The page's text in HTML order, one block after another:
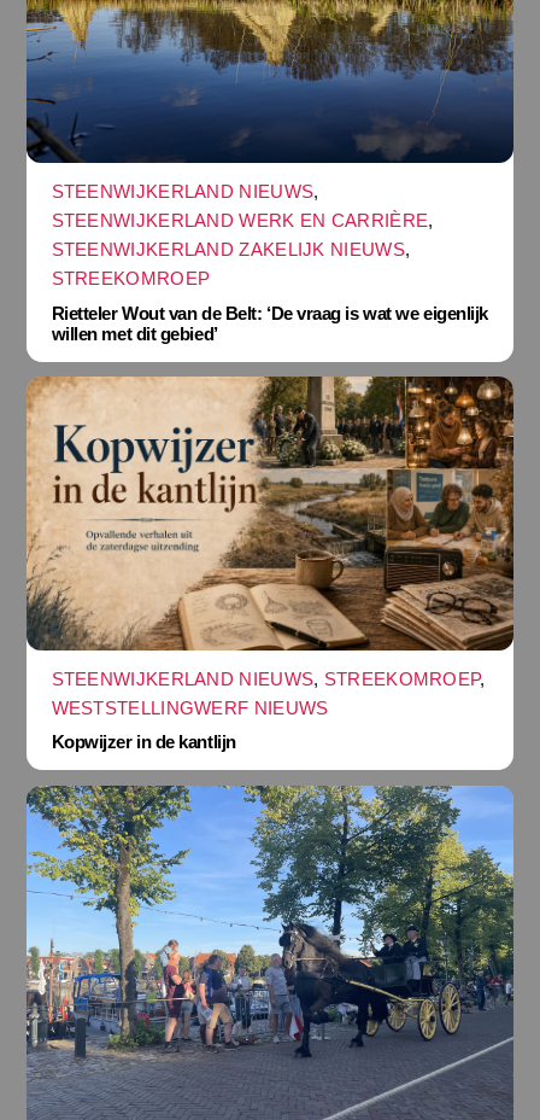
STEENWIJKERLAND NIEUWS,
STEENWIJKERLAND WERK EN CARRIÈRE,
STEENWIJKERLAND ZAKELIJK NIEUWS,
STREEKOMROEP
Rietteler Wout van de Belt: ‘De vraag is wat we eigenlijk
willen met dit gebied’
STEENWIJKERLAND NIEUWS, STREEKOMROEP,
WESTSTELLINGWERF NIEUWS
Kopwijzer in de kantlijn